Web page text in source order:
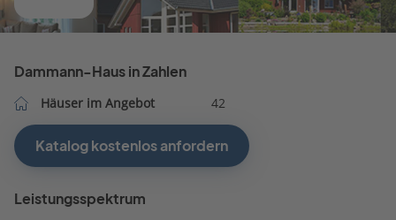
Dammann-Haus in Zahlen
Häuser im Angebot 42
Katalog kostenlos anfordern
Leistungsspektrum